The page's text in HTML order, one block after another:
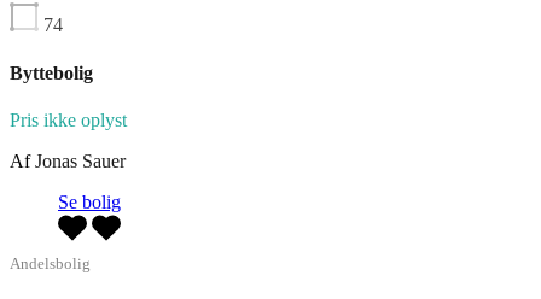
74
Byttebolig
Pris ikke oplyst
AfJonas Sauer
Se bolig
Andelsbolig